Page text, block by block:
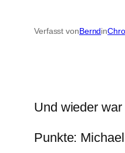
Verfasst vonBerndin
Und wieder
Punkte: